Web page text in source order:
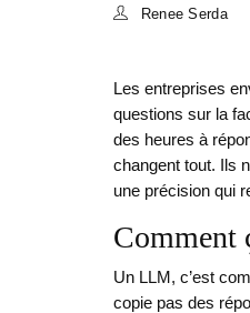
Renee Serda
Les entreprises
questions sur la
des heures à
changent tout. Ils
une précision qui
Comment
Un LLM, c’est
copie pas des